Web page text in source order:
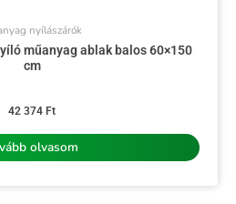
nyílászárók
műanyag ablak balos 60×150
cm
42 374 Ft
olvasom